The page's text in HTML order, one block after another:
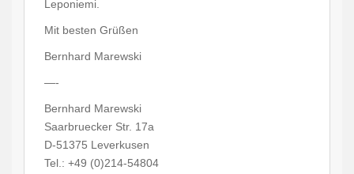
Leponiemi.
Mit besten Grüßen
Bernhard Marewski
—-
Bernhard Marewski
Saarbruecker Str. 17a
D-51375 Leverkusen
Tel.: +49 (0)214-54804